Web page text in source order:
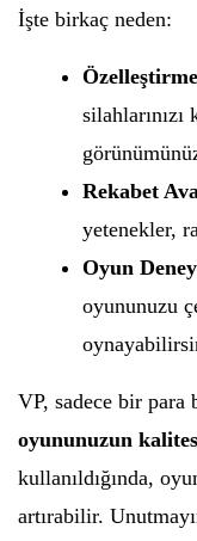
İşte birkaç neden:
Rekabet
yetenekler,
Oyun
oyununuzu
VP, sadece bir para
oyununuzun
kullanıldığında,
artırabilir.